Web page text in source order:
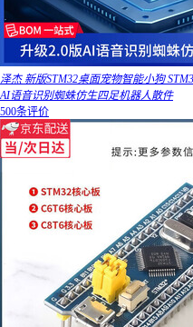
泽杰 新版STM32桌面宠物智能小狗
AI语音识别蜘蛛仿生四足机器人散件
500条评价